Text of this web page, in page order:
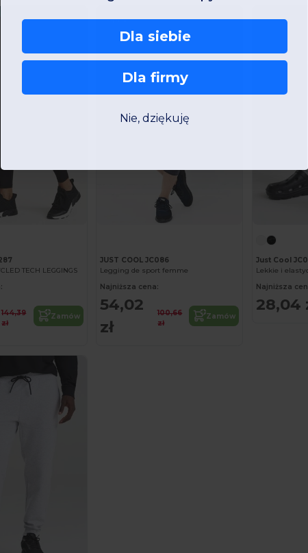
TECH LEGGINGS
144,39
zł
Zamów
-46%
JUST COOL JC086
Legging de sport femme
Najniższa cena:
54,02
zł
100,66
zł
Zamów
Just Cool
Lekkie i
Najniższa
28,04
Dla siebie
Dla firmy
Nie, dziękuję